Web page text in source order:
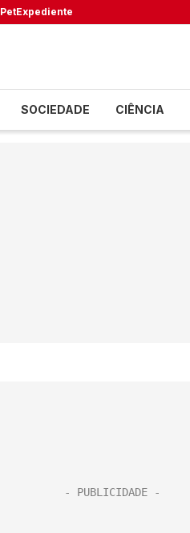
PetExpediente
SOCIEDADE CIÊNCIA